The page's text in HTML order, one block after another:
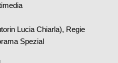
Lucia Chiarla), Regie
Spezial